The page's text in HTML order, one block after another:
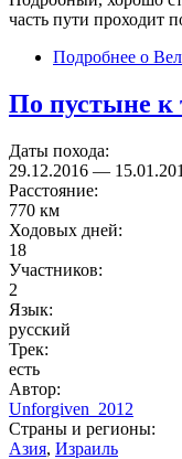
часть пути проходит
Подробнее о
По пустыне к
Даты похода:
29.12.2016 —
Расстояние:
770 км
Ходовых дней:
18
Участников:
2
Язык:
русский
Трек:
есть
Автор:
Unforgiven_2012
Страны и регионы:
Азия, Израиль